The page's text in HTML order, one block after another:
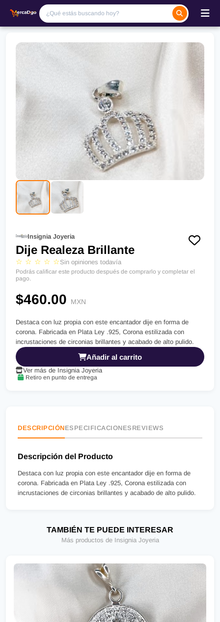
Insignia Joyeria
Dije Realeza Brillante
☆ ☆ ☆ ☆ ☆ Sin opiniones todavía
Podrás calificar este producto después de comprarlo y completar el
pago.
$460.00 MXN
Destaca con luz propia con este encantador dije en forma de
corona. Fabricada en Plata Ley .925, Corona estilizada con
incrustaciones de circonias brillantes y acabado de alto pulido.
Añadir al carrito
Ver más de Insignia Joyeria
Retiro en punto de entrega
DESCRIPCIÓNESPECIFICACIONES REVIEWS
Descripción del Producto
Destaca con luz propia con este encantador dije en forma de
corona. Fabricada en Plata Ley .925, Corona estilizada con
incrustaciones de circonias brillantes y acabado de alto pulido.
TAMBIÉN TE PUEDE INTERESAR
Más productos de Insignia Joyeria